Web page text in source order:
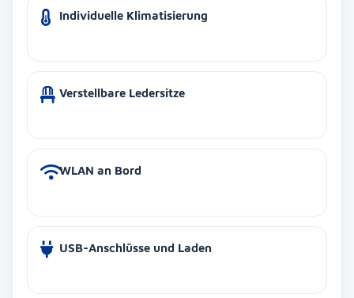
Individuelle Klimatisierung
Verstellbare Ledersitze
WLAN an Bord
USB-Anschlüsse und Laden